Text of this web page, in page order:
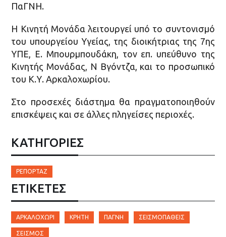
ΠαΓΝΗ.
Η Κινητή Μονάδα λειτουργεί υπό το συντονισμό
του υπουργείου Υγείας, της διοικήτριας της 7ης
ΥΠΕ, Ε. Μπουρμπουδάκη, τον επ. υπεύθυνο της
Κινητής Μονάδας, Ν Βγόντζα, και το προσωπικό
του Κ.Υ. Αρκαλοχωρίου.
Στο προσεχές διάστημα θα πραγματοποιηθούν
επισκέψεις και σε άλλες πληγείσες περιοχές.
ΚΑΤΗΓΟΡΙΕΣ
ΡΕΠΟΡΤΆΖ
ΕΤΙΚΈΤΕΣ
ΑΡΚΑΛΟΧΏΡΙ ΚΡΉΤΗ ΠΑΓΝΗ ΣΕΙΣΜΟΠΑΘΕΊΣ
ΣΕΙΣΜΌΣ